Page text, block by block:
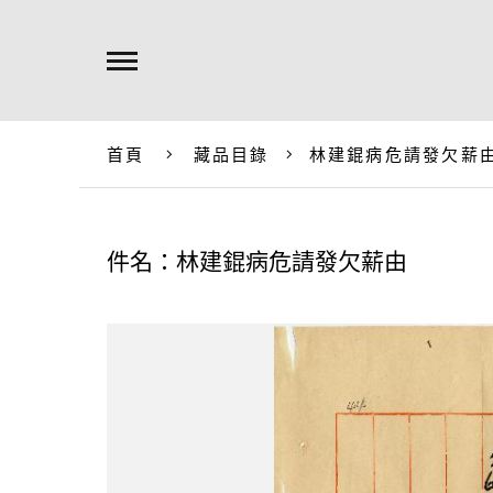
首頁 藏品目錄 林建錕病危請發欠薪
件名：林建錕病危請發欠薪由